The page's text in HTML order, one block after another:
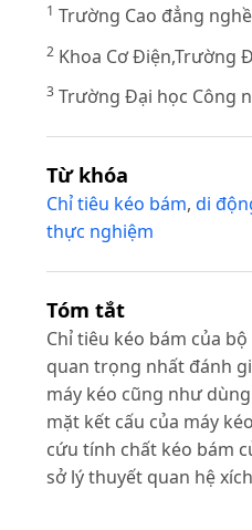
1 Trường Cao đẳng
2 Khoa Cơ Điện,Trường
3 Trường Đại học Công
Từ khóa
Chỉ tiêu kéo bám, di
thực nghiệm
Tóm tắt
Chỉ tiêu kéo bám của
quan trọng nhất đánh
máy kéo cũng như
mặt kết cấu của máy
cứu tính chất kéo bám
sở lý thuyết quan hệ